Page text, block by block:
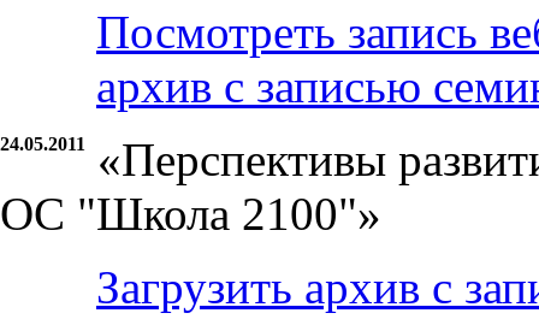
Посмотреть запись
архив с записью
24.05.2011
«Перспективы
ОС "Школа 2100"»
Загрузить архив с